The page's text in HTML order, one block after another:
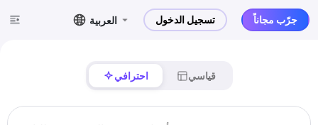
العربية تسجيل الدخول جرّب مجاناً
احترافي قياسي